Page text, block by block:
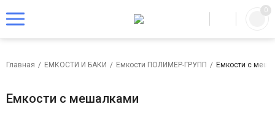
0
Главная / ЕМКОСТИ И БАКИ / Емкости ПОЛИМЕР-ГРУПП / Емкости с
Емкости с мешалками